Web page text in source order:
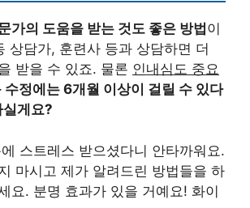
가의 도움을 받는 것도 좋은 방법 이
상담가, 훈련사 등과 상담하면 더
받을 수 있죠. 물론 인내심도 중요
수정에는 6개월 이상이 걸릴 수 있다
실게요?
스트레스 받으셨다니 안타까워요.
마시고 제가 알려드린 방법들을 하
요. 분명 효과가 있을 거예요! 화이